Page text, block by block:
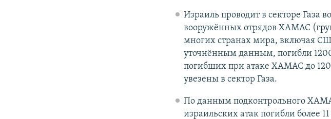
Израиль проводит в секторе Газа
вооружённых отрядов ХАМАС
многих странах мира, включая
уточнённым данным, погибли
погибших при атаке ХАМАС до
увезены в сектор Газа.
По данным подконтрольного
израильских атак погибли более